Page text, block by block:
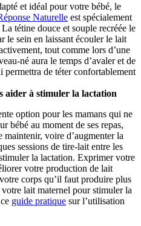
et idéal pour votre bébé, le
Naturelle est spécialement
tétine douce et souple recréée le
le sein en laissant écouler le lait
tout comme lors d’une
né aura le temps d’avaler et de
permettra de téter confortablement
aider à stimuler la lactation
option pour les mamans qui ne
bébé au moment de ses repas,
maintenir, voire d’augmenter la
sessions de tire-lait entre les
la lactation. Exprimer votre
votre production de lait
corps qu’il faut produire plus
lait maternel pour stimuler la
guide pratique sur l’utilisation